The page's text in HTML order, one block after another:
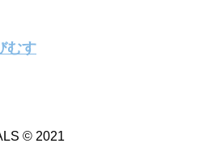
むす
© 2021